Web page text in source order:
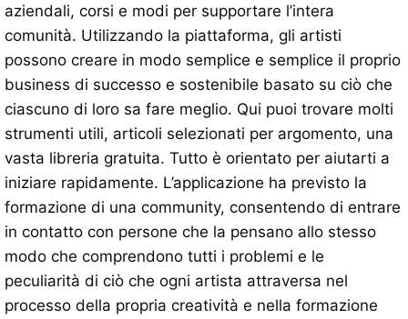
aziendali, corsi e modi per supportare l’intera
comunità. Utilizzando la piattaforma, gli artisti
possono creare in modo semplice e semplice il proprio
business di successo e sostenibile basato su ciò che
ciascuno di loro sa fare meglio. Qui puoi trovare molti
strumenti utili, articoli selezionati per argomento, una
vasta libreria gratuita. Tutto è orientato per aiutarti a
iniziare rapidamente. L’applicazione ha previsto la
formazione di una community, consentendo di entrare
in contatto con persone che la pensano allo stesso
modo che comprendono tutti i problemi e le
peculiarità di ciò che ogni artista attraversa nel
processo della propria creatività e nella formazione